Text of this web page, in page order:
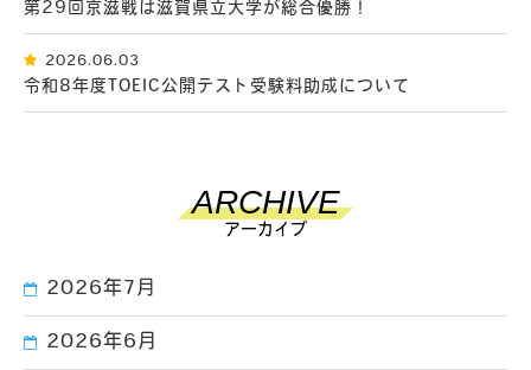
第29回京滋戦は滋賀県立大学が総合優勝！
2026.06.03
令和8年度TOEIC公開テスト受験料助成について
ARCHIVE
アーカイブ
2026年7月
2026年6月